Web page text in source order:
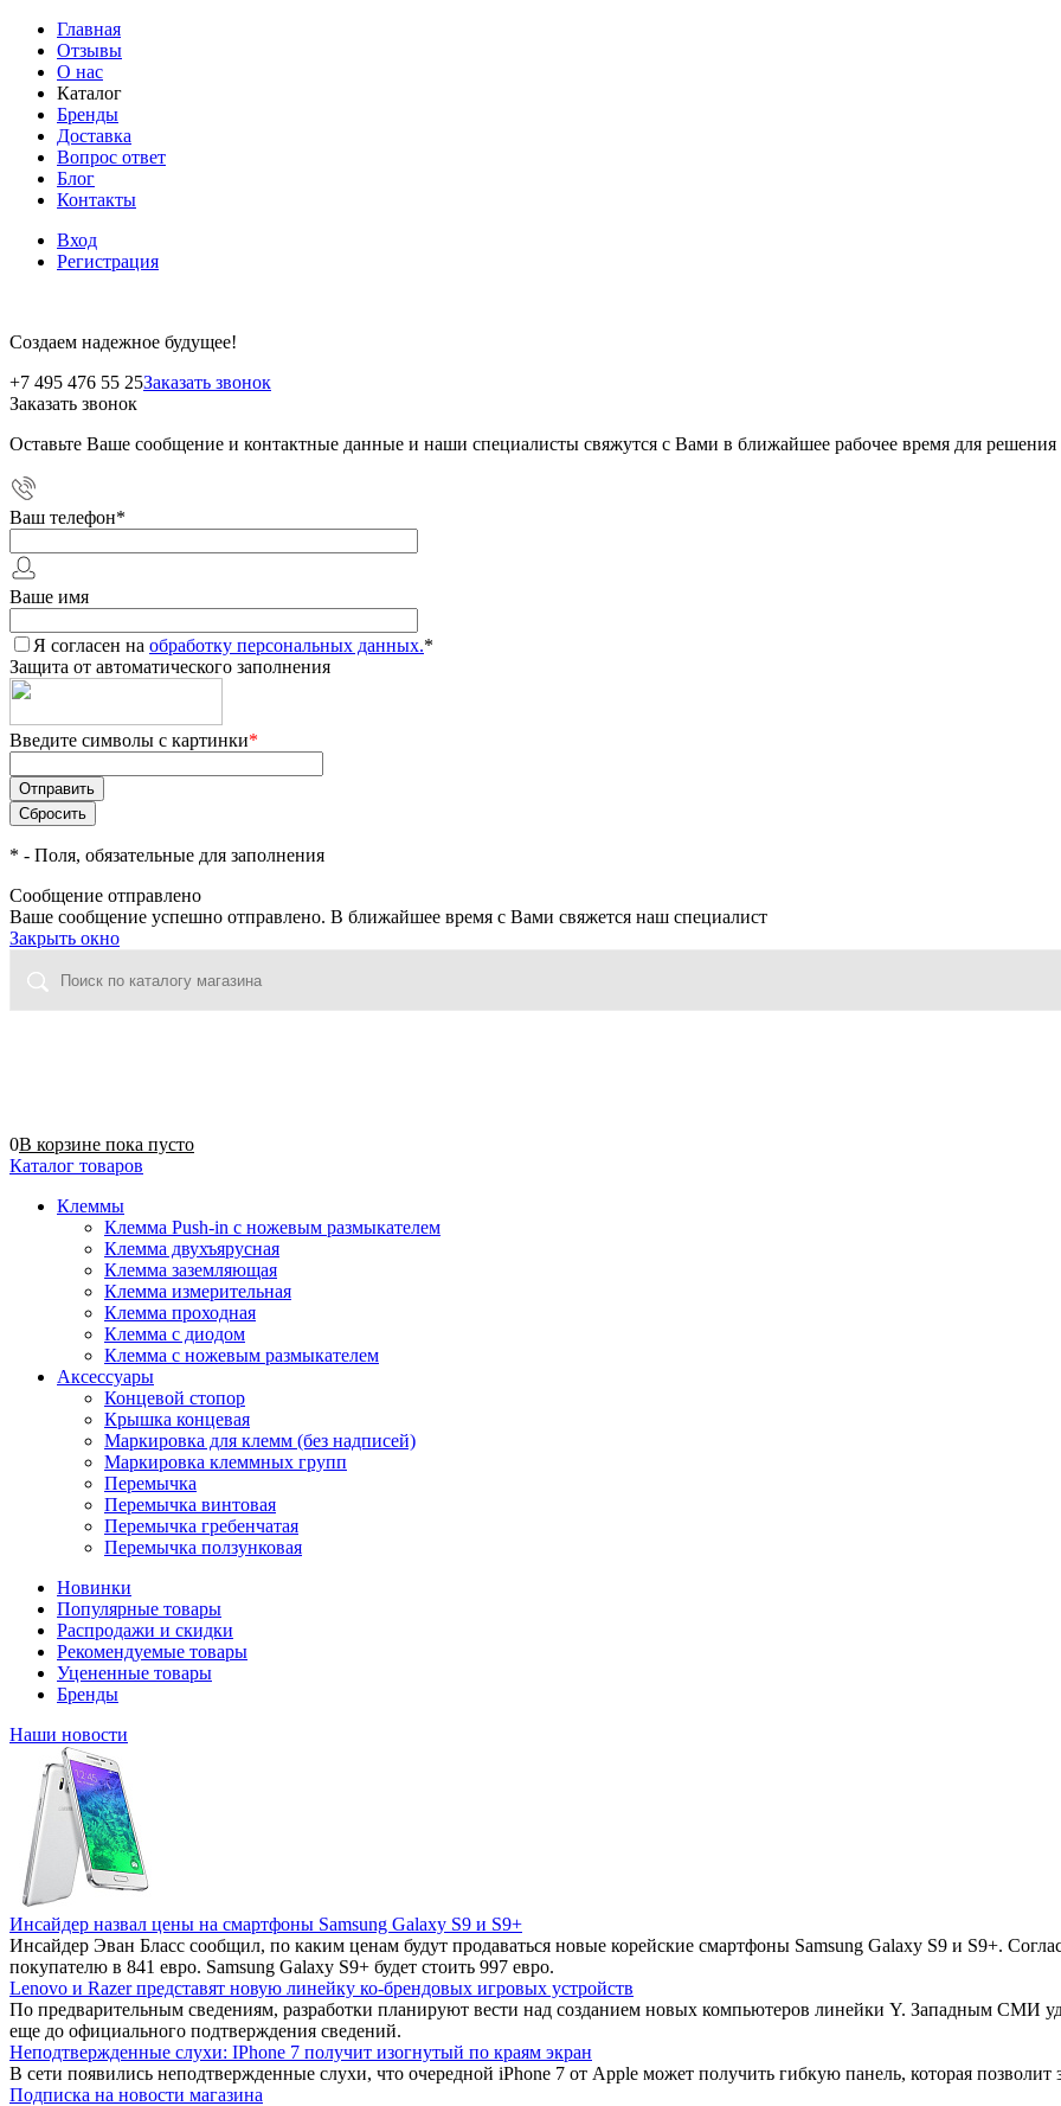
Главная
Отзывы
О нас
Каталог
Бренды
Доставка
Вопрос ответ
Блог
Контакты
Вход
Регистрация
Создаем надежное будущее!
+7 495 476 55 25Заказать звонок
Заказать звонок
Оставьте Ваше сообщение и контактные данные и наши специалисты свяжутся с Вами в ближайшее рабочее время для
Ваш телефон*
Ваше имя
Я согласен на обработку персональных данных.*
Защита от автоматического заполнения
Введите символы с картинки*
* - Поля, обязательные для заполнения
Сообщение отправлено
Ваше сообщение успешно отправлено. В ближайшее время с Вами свяжется наш специалист
Закрыть окно
0В корзине пока пусто
Каталог товаров
Клеммы
Клемма Push-in с ножевым размыкателем
Клемма двухъярусная
Клемма заземляющая
Клемма измерительная
Клемма проходная
Клемма с диодом
Клемма с ножевым размыкателем
Аксессуары
Концевой стопор
Крышка концевая
Маркировка для клемм (без надписей)
Маркировка клеммных групп
Перемычка
Перемычка винтовая
Перемычка гребенчатая
Перемычка ползунковая
Новинки
Популярные товары
Распродажи и скидки
Рекомендуемые товары
Уцененные товары
Бренды
Наши новости
Инсайдер назвал цены на смартфоны Samsung Galaxy S9 и S9+
Инсайдер Эван Бласс сообщил, по каким ценам будут продаваться новые корейские смартфоны Samsung Galaxy S9 и S9+.
покупателю в 841 евро. Samsung Galaxy S9+ будет стоить 997 евро.
Lenovo и Razer представят новую линейку ко-брендовых игровых устройств
По предварительным сведениям, разработки планируют вести над созданием новых компьютеров линейки Y. Западным СМИ
еще до официального подтверждения сведений.
Неподтвержденные слухи: IPhone 7 получит изогнутый по краям экран
В сети появились неподтвержденные слухи, что очередной iPhone 7 от Apple может получить гибкую панель, которая позволит
Подписка на новости магазина